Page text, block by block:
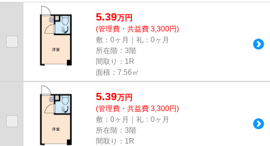
しております！最新の情報は...
5.39万円
(管理費・共益費 3,300円)
敷：0ヶ月｜礼：0ヶ月
所在階：3階
間取り：1R
面積：7.56㎡
5.39万円
(管理費・共益費 3,300円)
敷：0ヶ月｜礼：0ヶ月
所在階：3階
間取り：1R